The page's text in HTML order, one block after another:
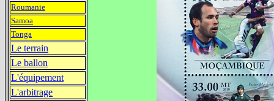
Roumanie
Samoa
Tonga
Le terrain
Le ballon
L'équipement
L'arbitrage